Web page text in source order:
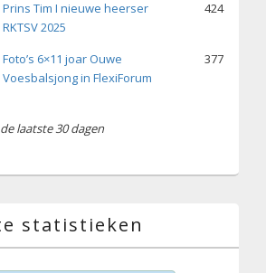
Prins Tim I nieuwe heerser
RKTSV 2025
424
Foto’s 6×11 joar Ouwe
Voesbalsjong in FlexiForum
377
laatste 30 dagen
statistieken